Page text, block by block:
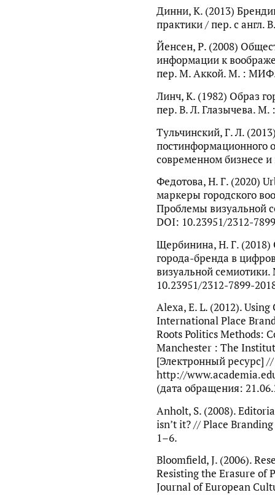
Динни, К. (2013)
практики / пер. с
Йенсен, Р. (2008)
информации к
пер. М. Аккой. М. : МИФ.
Линч, К. (1982) Образ
пер. В. Л. Глазычева. М.
Тульчинский, Г. Л.
постинформационного
современном бизнесе
Федотова, Н. Г. (2020)
маркеры городского
Проблемы визуальной
DOI: 10.23951/2312-
Щербинина, Н. Г. (2018)
города-бренда в
визуальной
10.23951/2312-7899-
Alexa, E. L. (2012).
International Place
Roots Politics Methods:
Manchester : The
[Электронный ресурс]
http://
(дата обращения:
Anholt, S. (2008).
isn’t it? // Place
1–6.
Bloomfield, J. (2006).
Resisting the Erasure of
Journal of European